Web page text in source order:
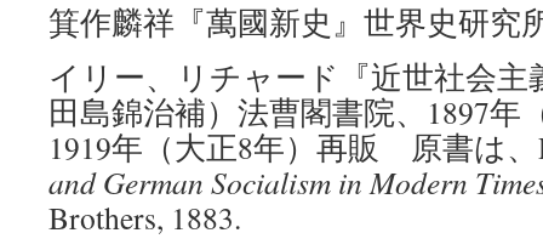
箕作麟祥『萬國新史』世界史研究
イリー、リチャード『近世社会主
田島錦治補）法曹閣書院、1897年
1919年（大正8年）再販 原書は、
and German Socialism in Modern
Brothers, 1883.